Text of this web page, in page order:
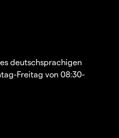
deutschsprachigen
Freitag von 08:30-